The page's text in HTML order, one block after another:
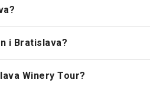
i Bratislava?
Winery Tour?